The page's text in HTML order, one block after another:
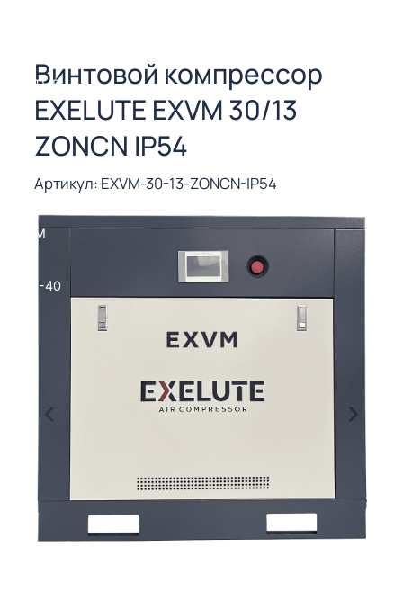
Винтовой компрессор
EXELUTE EXVM 30/13
ZONCN IP54
Артикул: EXVM-30-13-ZONCN-IP54
(3-40